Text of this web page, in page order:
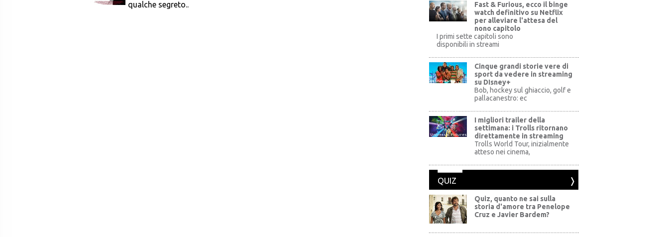
qualche segreto..
Fast & Furious, ecco il binge
watch definitivo su Netflix
per alleviare l'attesa del
nono capitolo
I primi sette capitoli sono
disponibili in streami
Disney+
Cinque grandi storie vere di
sport da vedere in streaming
su DIsney+
Bob, hockey sul ghiaccio, golf e
pallacanestro: ec
Universal Pictures
I migliori trailer della
settimana: i Trolls ritornano
direttamente in streaming
Trolls World Tour, inizialmente
atteso nei cinema,
QUIZ
Quiz, quanto ne sai sulla
storia d'amore tra Penelope
Cruz e Javier Bardem?